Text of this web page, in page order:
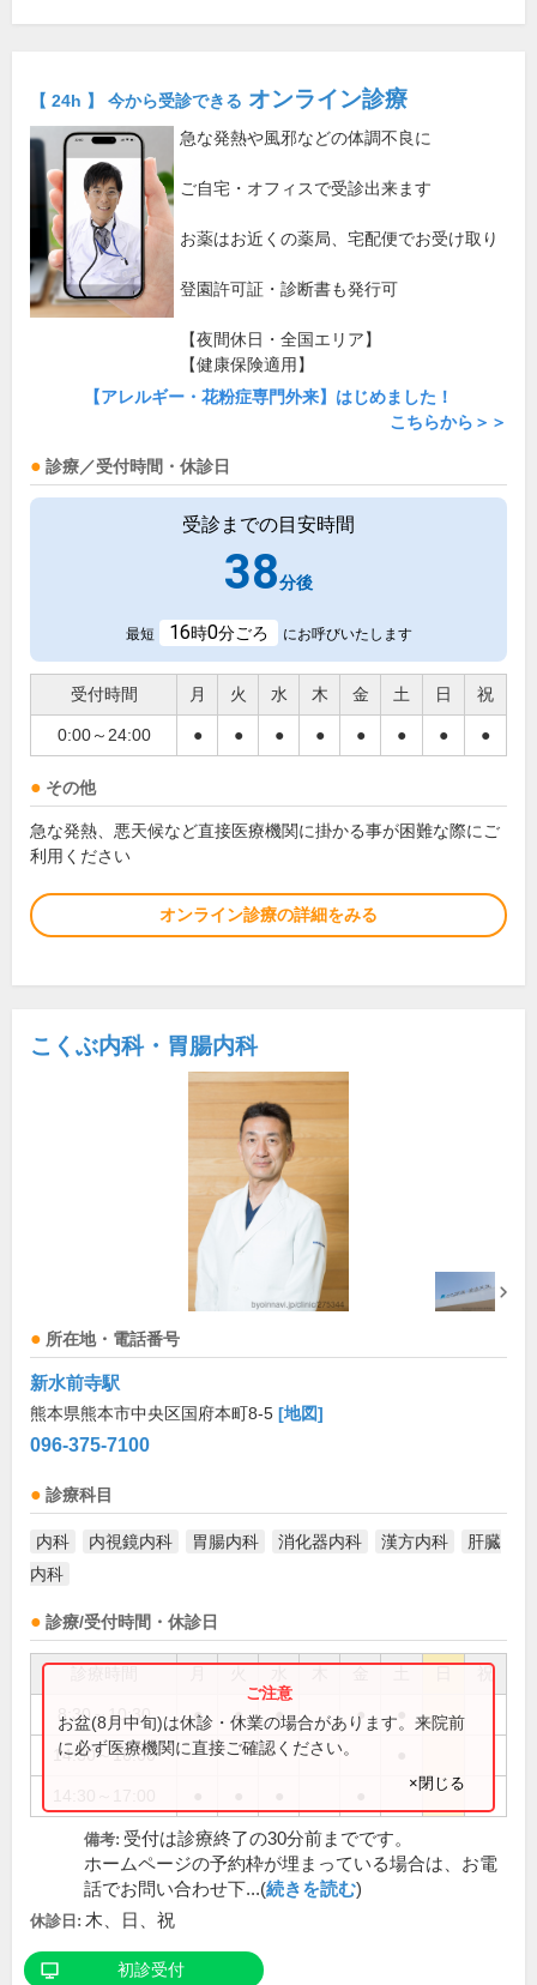
【 24h 】 今から受診できる オンライン診療
急な発熱や風邪などの体調不良に
ご自宅・オフィスで受診出来ます
お薬はお近くの薬局、宅配便でお受け取り
登園許可証・診断書も発行可
【夜間休日・全国エリア】
【健康保険適用】
【アレルギー・花粉症専門外来】はじめました！
こちらから＞＞
診療／受付時間・休診日
受診までの目安時間
38分後
最短 16時0分ごろ にお呼びいたします
受付時間 月 火 水 木 金 土 日 祝
0:00～24:00 ● ● ● ● ● ● ● ●
その他
急な発熱、悪天候など直接医療機関に掛かる事が困難な際にご
利用ください
オンライン診療の詳細をみる
こくぶ内科・胃腸内科
所在地・電話番号
新水前寺駅
熊本県熊本市中央区国府本町8-5 [地図]
096-375-7100
診療科目
内科 内視鏡内科 胃腸内科 消化器内科 漢方内科
肝臓
内科
診療/受付時間・休診日
祝
8:30～10:30 ● ● ● ●
14:30～16:00
お盆(8月中旬)は休診・休業の場合があります。来院前
に必ず医療機関に直接ご確認ください。
×閉じる
備考: 受付は診療終了の30分前までです。
ホームページの予約枠が埋まっている場合は、お電
話でお問い合わせ下...(続きを読む)
休診日: 木、日、祝
初診受付